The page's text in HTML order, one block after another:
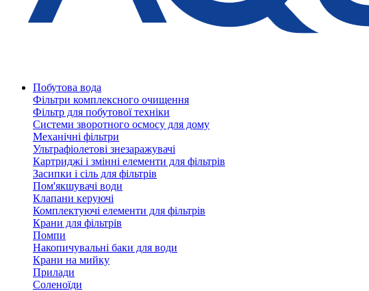
Побутова вода
Фільтри комплексного очищення
Фільтр для побутової техніки
Системи зворотного осмосу для дому
Механічні фільтри
Ультрафіолетові знезаражувачі
Картриджі і змінні елементи для фільтрів
Засипки і сіль для фільтрів
Пом'якшувачі води
Клапани керуючі
Комплектуючі елементи для фільтрів
Крани для фільтрів
Помпи
Накопичувальні баки для води
Крани на мийку
Прилади
Соленоїди